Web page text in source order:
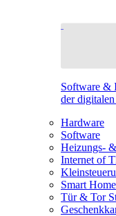
Software &
der
Hardware
Software
Heizungs-
Internet of
Smart Home
Tür & Tor